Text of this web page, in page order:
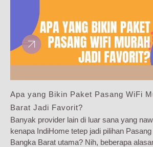
Apa yang Bikin Paket Pasang WiFi
Barat Jadi Favorit?
Banyak provider lain di luar sana yang
kenapa IndiHome tetep jadi pilihan
Bangka Barat utama? Nih, beberapa